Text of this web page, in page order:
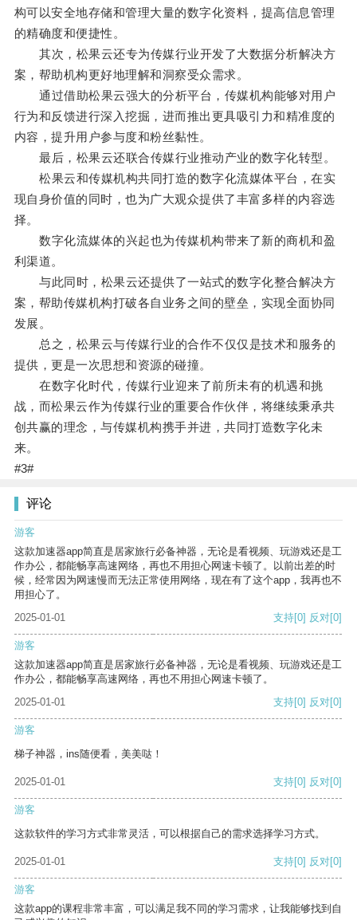
构可以安全地存储和管理大量的数字化资料，提高信息管理
的精确度和便捷性。
其次，松果云还专为传媒行业开发了大数据分析解决方
案，帮助机构更好地理解和洞察受众需求。
通过借助松果云强大的分析平台，传媒机构能够对用户
行为和反馈进行深入挖掘，进而推出更具吸引力和精准度的
内容，提升用户参与度和粉丝黏性。
最后，松果云还联合传媒行业推动产业的数字化转型。
松果云和传媒机构共同打造的数字化流媒体平台，在实
现自身价值的同时，也为广大观众提供了丰富多样的内容选
择。
数字化流媒体的兴起也为传媒机构带来了新的商机和盈
利渠道。
与此同时，松果云还提供了一站式的数字化整合解决方
案，帮助传媒机构打破各自业务之间的壁垒，实现全面协同
发展。
总之，松果云与传媒行业的合作不仅仅是技术和服务的
提供，更是一次思想和资源的碰撞。
在数字化时代，传媒行业迎来了前所未有的机遇和挑
战，而松果云作为传媒行业的重要合作伙伴，将继续秉承共
创共赢的理念，与传媒机构携手并进，共同打造数字化未
来。
#3#
评论
游客
这款加速器app简直是居家旅行必备神器，无论是看视频、玩游戏还是工
作办公，都能畅享高速网络，再也不用担心网速卡顿了。以前出差的时
候，经常因为网速慢而无法正常使用网络，现在有了这个app，我再也不
用担心了。
2025-01-01
支持[0] 反对[0]
游客
这款加速器app简直是居家旅行必备神器，无论是看视频、玩游戏还是工
作办公，都能畅享高速网络，再也不用担心网速卡顿了。
2025-01-01
支持[0] 反对[0]
游客
梯子神器，ins随便看，美美哒！
2025-01-01 支持[0] 反对[0]
游客
这款软件的学习方式非常灵活，可以根据自己的需求选择学习方式。
2025-01-01 支持[0] 反对[0]
游客
这款app的课程非常丰富，可以满足我不同的学习需求，让我能够找到自